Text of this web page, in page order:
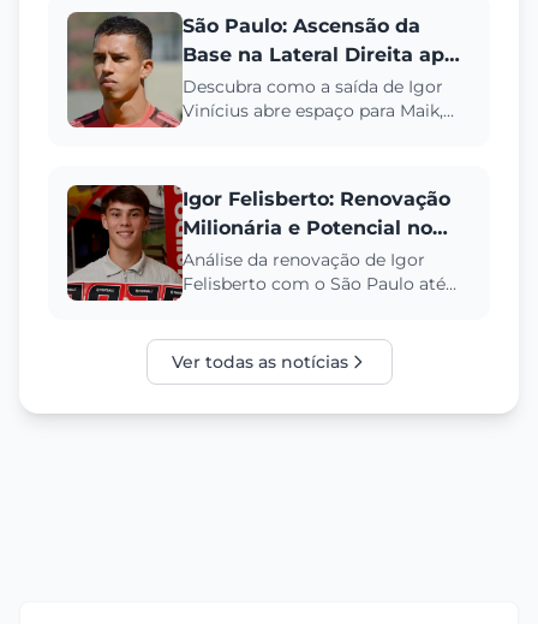
São Paulo: Ascensão da
Base na Lateral Direita após
Saída de Igor Vinícius
Descubra como a saída de Igor
Vinícius abre espaço para Maik,
Igor Felisberto: Renovação
Milionária e Potencial no
São Paulo FC
Análise da renovação de Igor
Felisberto com o São Paulo até
Ver todas as notícias